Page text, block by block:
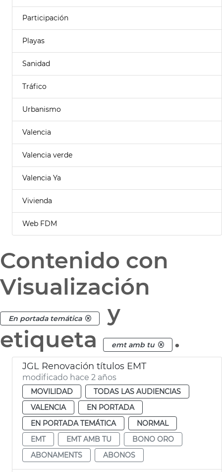
Participación
Playas
Sanidad
Tráfico
Urbanismo
Valencia
Valencia verde
Valencia Ya
Vivienda
Web FDM
Contenido con
Visualización
En portada temática
y
etiqueta
emt amb tu .
JGL Renovación títulos EMT
modificado hace 2 años
MOVILIDAD
TODAS LAS AUDIENCIAS
VALENCIA
EN PORTADA
EN PORTADA TEMÁTICA
NORMAL
EMT
EMT AMB TU
BONO ORO
ABONAMENTS
ABONOS